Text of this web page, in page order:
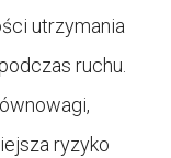
utrzymania
ruchu.
ryzyko